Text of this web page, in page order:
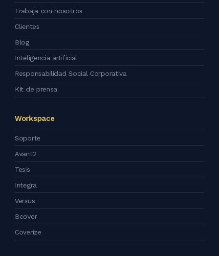
Trabaja con nosotros
Clientes
Blog
Inteligencia artificial
Responsabilidad Social Corporativa
Kit de prensa
Workspace
Soporte
Avant2
Tesis
Integra
Versus
Bcover
Coverize